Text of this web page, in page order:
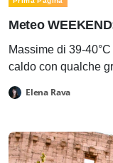
Meteo
Massime di 39-
caldo con qualche
Elena Rava